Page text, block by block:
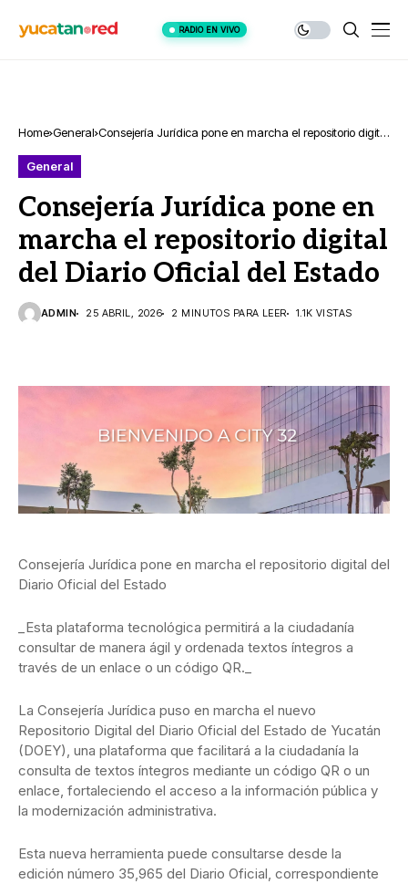
RADIO EN VIVO
Home General Consejería Jurídica pone en marcha el repositorio digital
General
Consejería Jurídica pone en
marcha el repositorio digital
del Diario Oficial del Estado
ADMIN 25 ABRIL, 2026 2 MINUTOS PARA LEER 1.1K VISTAS
Consejería Jurídica pone en marcha el repositorio digital del
Diario Oficial del Estado
_Esta plataforma tecnológica permitirá a la ciudadanía
consultar de manera ágil y ordenada textos íntegros a
través de un enlace o un código QR._
La Consejería Jurídica puso en marcha el nuevo
Repositorio Digital del Diario Oficial del Estado de Yucatán
(DOEY), una plataforma que facilitará a la ciudadanía la
consulta de textos íntegros mediante un código QR o un
enlace, fortaleciendo el acceso a la información pública y
la modernización administrativa.
Esta nueva herramienta puede consultarse desde la
edición número 35,965 del Diario Oficial, correspondiente